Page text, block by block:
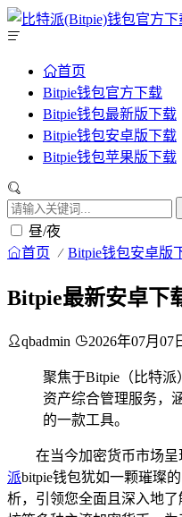
首页
Bitpie钱包官方下载
Bitpie钱包最新版下载
Bitpie钱包安卓版下载
Bitpie钱包苹果版下载
昼/夜
首页 Bitpie钱包安卓版
Bitpie最新安卓下
qbadmin 2026年07月07
聚焦于Bitpie（比特派
资产综合管理服务，
的一款工具。
在当今加密货币市场
派bitpie钱包犹如一颗璀璨
析，引领您全面且深入地